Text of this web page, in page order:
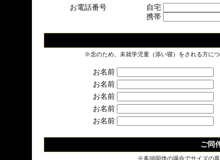
お電話番号
自宅
携帯
※念のため、未就学児童（添い寝）をされる方に
お名前
お名前
お名前
お名前
お名前
ご同
※多頭同伴の場合でサイズの